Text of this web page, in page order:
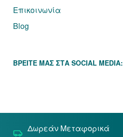
Επικοινωνία
Blog
ΒΡΕΙΤΕ ΜΑΣ ΣΤΑ SOCIAL MEDIA:
Δωρεάν Μεταφορικά